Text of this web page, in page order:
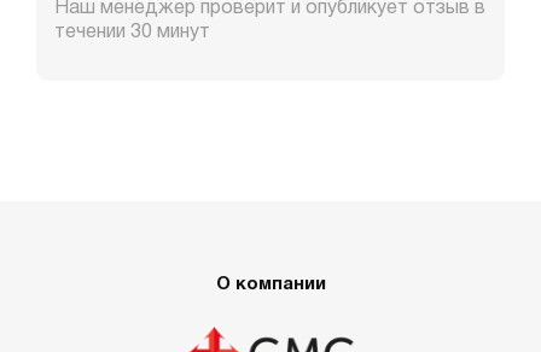
Наш менеджер проверит и опубликует отзыв в
течении 30 минут
О компании